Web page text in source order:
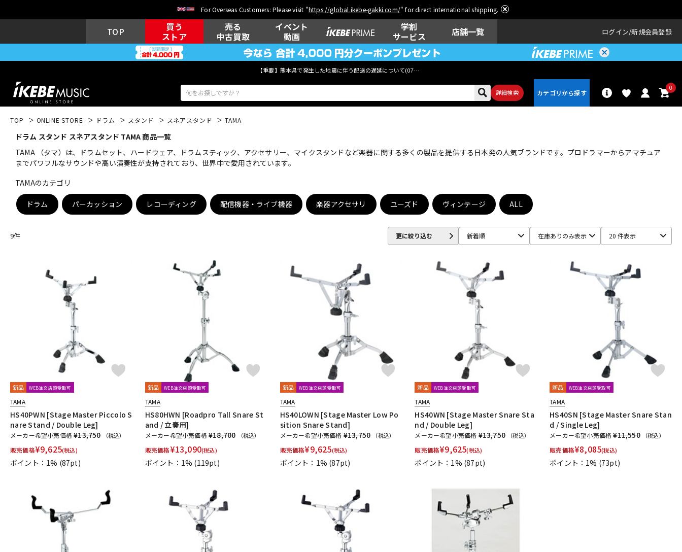
For Overseas Customers: Please visit "https://global.ikebe-gakki.com/" for direct international shipping.
TOP
買う
ストア
売る
中古買取
イベント
動画
学割
サービス
店舗一覧 ログイン 新規会員登録
【重要】熊本県で発生した地震に伴う配送の遅延について(07月29日
詳細検索
0
アコ ン
キーボード 電子ピアノ 管楽器 その他楽器 アンプ
レコーディン
グ機器
配信/ライブ
機器
楽器アクセサ
リ
中古 ヴィンテージ
TOP ONLINE STORE ドラム スタンド スネアスタンド TAMA
ドラム スタンド スネアスタンド TAMA 商品一覧
TAMA （タマ）は、ドラムセット、ハードウェア、ドラムスティック、アクセサリー、マイクスタンドなど楽器に関する多くの製品を提供する日本発の人気ブランドです。プロドラマーからアマチュア
までパワフルなサウンドや高い演奏性が支持されており、世界中で愛用されています。
TAMAのカテゴリ
ドラム パーカッション レコーディング 配信機器・ライブ機器 楽器アクセサリ ユーズド ヴィンテージ ALL
9件 更に絞り込む 新着順 在庫ありのみ表示 20 件表示
新品 WEB注文店頭受取可
TAMA
HS40PWN [Stage Master Piccolo S
nare Stand / Double Leg]
メーカー希望小売価格¥13,750 （税込）
販売価格¥9,625(税込)
ポイント：1% (87pt)
新品 WEB注文店頭受取可
TAMA
HS80HWN [Roadpro Tall Snare St
and / 立奏用]
メーカー希望小売価格¥18,700 （税込）
販売価格¥13,090(税込)
ポイント：1% (119pt)
新品 WEB注文店頭受取可
TAMA
HS40LOWN [Stage Master Low Po
sition Snare Stand]
メーカー希望小売価格 ¥13,750 （税込）
販売価格¥9,625(税込)
ポイント：1% (87pt)
新品 WEB注文店頭受取可
TAMA
HS40WN [Stage Master Snare Sta
nd / Double Leg]
メーカー希望小売価格 ¥13,750 （税込）
販売価格¥9,625(税込)
ポイント：1% (87pt)
新品 WEB注文店頭受取可
TAMA
HS40SN [Stage Master Snare Stan
d / Single Leg]
メーカー希望小売価格¥11,550 （税込）
販売価格¥8,085(税込)
ポイント：1% (73pt)